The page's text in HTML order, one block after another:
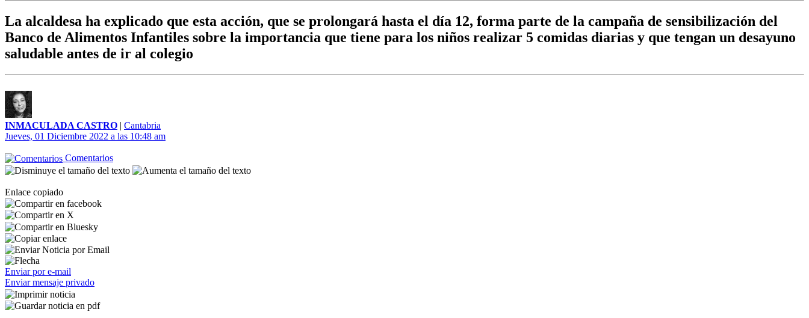
La alcaldesa ha explicado que esta acción, que se prolongará hasta el día 12, forma parte de la campaña de sensibilización del
Banco de Alimentos Infantiles sobre la importancia que tiene para los niños realizar 5 comidas diarias y que tengan un desayuno
saludable antes de ir al colegio
INMACULADA CASTRO | Cantabria
Jueves, 01 Diciembre 2022 a las 10:48 am
Comentarios
Enlace copiado
Enviar por e-mail
Enviar mensaje privado